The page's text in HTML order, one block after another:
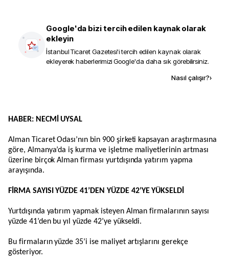
Google'da bizi tercih edilen kaynak olarak
ekleyin
İstanbul Ticaret Gazetesi'i tercih edilen kaynak olarak
ekleyerek haberlerimizi Google'da daha sık görebilirsiniz.
Nasıl çalışır?›
HABER: NECMİ UYSAL
Alman Ticaret Odası’nın bin 900 şirketi kapsayan araştırmasına
göre, Almanya’da iş kurma ve işletme maliyetlerinin artması
üzerine birçok Alman firması yurtdışında yatırım yapma
arayışında.
FİRMA SAYISI YÜZDE 41’DEN YÜZDE 42’YE YÜKSELDİ
Yurtdışında yatırım yapmak isteyen Alman firmalarının sayısı
yüzde 41’den bu yıl yüzde 42’ye yükseldi.
Bu firmaların yüzde 35’i ise maliyet artışlarını gerekçe
gösteriyor.